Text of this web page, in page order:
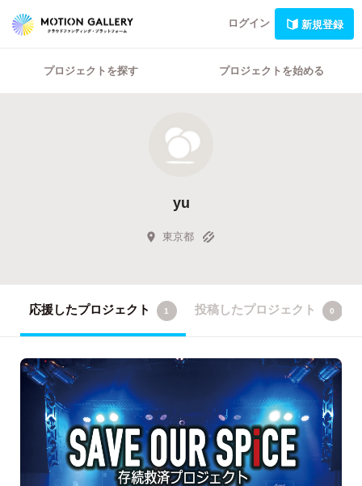
ログイン 新規登録
プロジェクトを探す プロジェクトを始める
yu
東京都
応援したプロジェクト 1 投稿したプロジェクト 0